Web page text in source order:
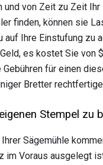
von Zeit zu Zeit
finden, können sie
auf Ihre Einstufung
es kostet Sie von
für einen
Bretter
Stempel zu
Sägemühle
Voraus ausgelegt